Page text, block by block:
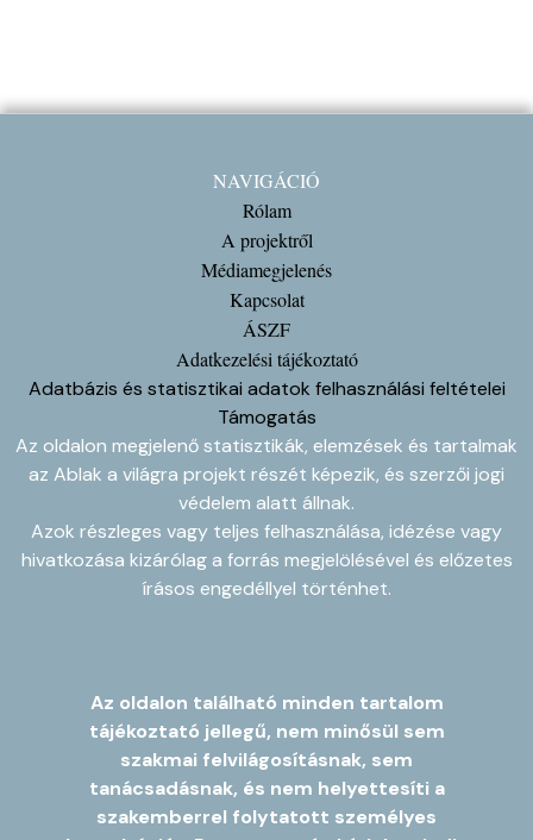
NAVIGÁCIÓ
Rólam
A projektről
Médiamegjelenés
Kapcsolat
ÁSZF
Adatkezelési tájékoztató
Adatbázis és statisztikai adatok felhasználási feltételei
Támogatás
Az oldalon megjelenő statisztikák, elemzések és tartalmak
az Ablak a világra projekt részét képezik, és szerzői jogi
védelem alatt állnak.
Azok részleges vagy teljes felhasználása, idézése vagy
hivatkozása kizárólag a forrás megjelölésével és előzetes
írásos engedéllyel történhet.
Az oldalon található minden tartalom
tájékoztató jellegű, nem minősül sem
szakmai felvilágosításnak, sem
tanácsadásnak, és nem helyettesíti a
szakemberrel folytatott személyes